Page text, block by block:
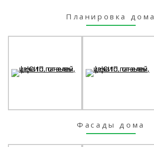
Планировка дома
Фасады дома